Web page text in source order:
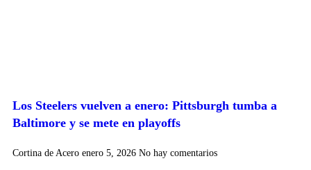
Los Steelers vuelven a enero: Pittsburgh tumba a
Baltimore y se mete en playoffs
Cortina de Acero enero 5, 2026 No hay comentarios